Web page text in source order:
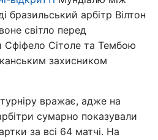
арбітр Вілтон
світло перед
Сфіфело Сітоле та Тембою
захисником
вражає, адже на
сумарно показували
за всі 64 матчі. На